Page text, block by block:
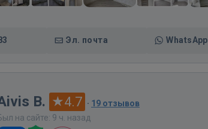
Эл. почта WhatsApp
B. 4.7 · 19 отзывов
на сайте: 9 ч. назад